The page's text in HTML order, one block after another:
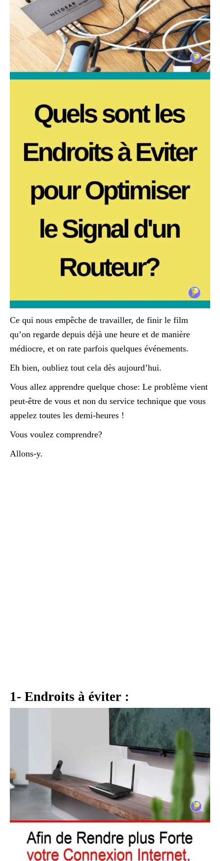
Ce qui nous empêche de travailler, de finir le film
qu’on regarde depuis déjà une heure et de manière
médiocre, et on rate parfois quelques événements.
Eh bien, oubliez tout cela dès aujourd’hui.
Vous allez apprendre quelque chose: Le problème vient
peut-être de vous et non du service technique que vous
appelez toutes les demi-heures !
Vous voulez comprendre?
Allons-y.
1- Endroits à éviter :